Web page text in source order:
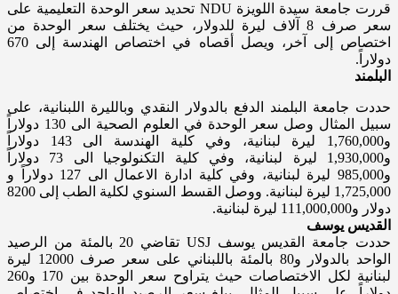
قررت جامعة سيدة اللويزة NDU تحديد سعر الوحدة التعليمية على
سعر صرف 8 آلاف ليرة للدولار، حيث يختلف سعر الوحدة من
اختصاص إلى آخر، ويصل أقصاه في اختصاص الهندسة إلى 670
دولاراً.
البلمند
حددت جامعة البلمند الدفع بالدولار النقدي وبالليرة اللبنانية، على
سبيل المثال وصل سعر الوحدة في العلوم الصحية الى 130 دولاراً
و1,760,000 ليرة لبنانية، وفي كلية الهندسة الى 143 دولاراً
و1,930,000 ليرة لبنانية، وفي كلية التكنولوجيا الى 73 دولاراً
و985,000 ليرة لبنانية، وفي كلية ادارة الاعمال الى 127 دولاراً و
1,725,000 ليرة لبنانية. ووصل القسط السنوي لكلية الطب إلى 8200
دولار و111,000,000 ليرة لبنانية.
القديس يوسف
حددت جامعة القديس يوسف USJ تقاضي 20 بالمئة من الرصيد
الواحد بالدولار و80 بالمئة باللبناني على سعر صرف 12000 ليرة
لبنانية لكل الاختصاصات حيث يتراوح سعر الوحدة بين 170 و260